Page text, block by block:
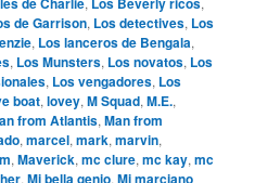
de Garrison, Los detectives, Los
, Los lanceros de Bengala,
, Los Munsters, Los novatos, Los
, Los vengadores, Los
boat,lovey,M Squad,M.E.,
from Atlantis,Man from
,marcel,mark,marvin,
,Maverick,mc clure,mc kay,mc
, ,